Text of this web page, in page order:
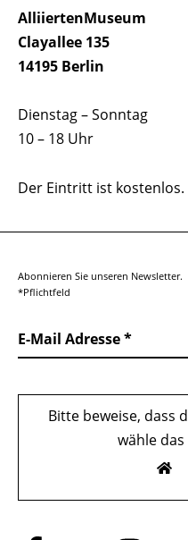
AlliiertenMuseum
Clayallee 135
14195 Berlin
Dienstag – Sonntag
10 – 18 Uhr
Der Eintritt ist kostenlos.
Abonnieren Sie unseren Newsletter.
*Pflichtfeld
E-Mail Adresse
Bitte beweise, dass
wähle